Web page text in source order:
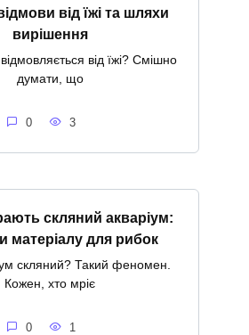
від їжі та шляхи
вирішення
від їжі? Смішно
думати, що
0 3
скляний акваріум:
матеріалу для рибок
скляний? Такий феномен.
Кожен, хто мріє
0 1